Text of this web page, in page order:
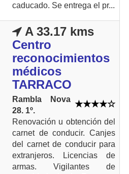
caducado. Se entrega el pr...
A 33.17 kms
Centro
reconocimientos
médicos
TARRACO
Rambla Nova
28. 1º.
Renovación u obtención del
carnet de conducir. Canjes
del carnet de conducir para
extranjeros. Licencias de
armas. Vigilantes de